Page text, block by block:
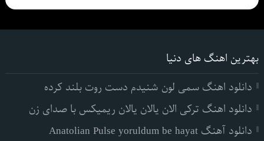
بهترین اهنگ های دنیا
دانلود اهنگ سمی لون شنیدم دست روت بلند کرده
دانلود اهنگ ترکی الان یالان یالان ریمیکس با صدای زن
دانلود آهنگ Anatolian Pulse yoruldum be hayat